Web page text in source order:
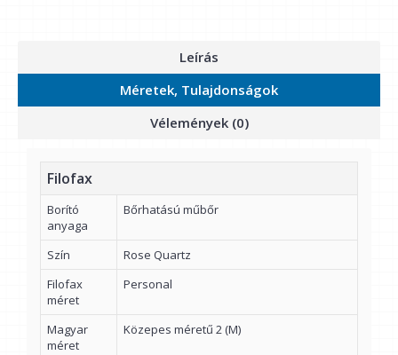
Leírás
Méretek, Tulajdonságok
Vélemények (0)
Filofax
Borító
anyaga
Bőrhatású műbőr
Szín
Rose Quartz
Filofax
méret
Personal
Magyar
méret
Közepes méretű 2 (M)